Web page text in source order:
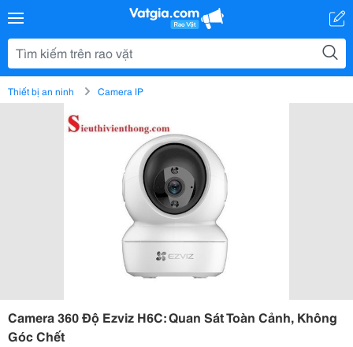
Thiết bị an ninh Camera IP
Camera 360 Độ Ezviz H6C: Quan Sát Toàn Cảnh, Không
Góc Chết